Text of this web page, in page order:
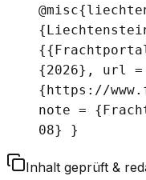
{2026}, url =
{https://
note =
08} }
Inhalt geprüft &